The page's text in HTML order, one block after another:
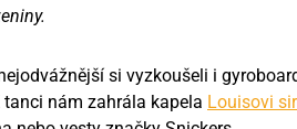
si vyzkoušeli i
nám zahrála kapela Louisovi